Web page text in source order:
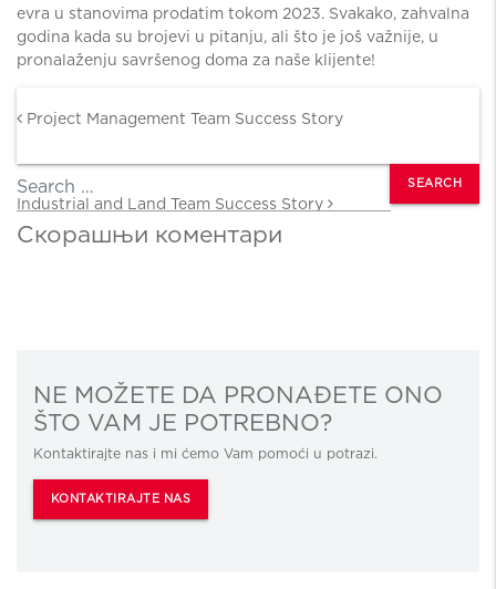
evra u stanovima prodatim tokom 2023. Svakako, zahvalna
godina kada su brojevi u pitanju, ali što je još važnije, u
pronalaženju savršenog doma za naše klijente!
Project Management Team Success Story
Industrial and Land Team Success Story
Search
Скорашњи коментари
NE MOŽETE DA PRONAĐETE ONO
ŠTO VAM JE POTREBNO?
Kontaktirajte nas i mi ćemo Vam pomoći u potrazi.
KONTAKTIRAJTE NAS